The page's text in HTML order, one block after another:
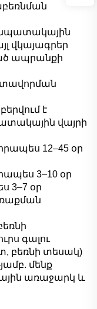
վկայագրեր
ապրանքի
է
վայրի
12–45 օր
3–10 օր
3–7 օր
գալու
բեռնի տեսակ)
մենք
առաջարկ և